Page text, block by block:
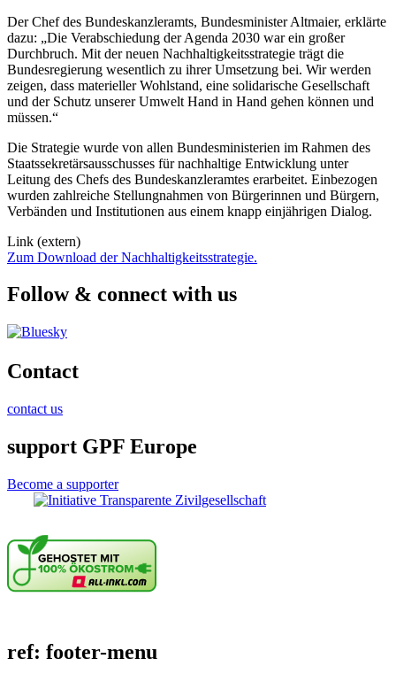
Der Chef des Bundeskanzleramts, Bundesminister Altmaier, erklärte
dazu: „Die Verabschiedung der Agenda 2030 war ein großer
Durchbruch. Mit der neuen Nachhaltigkeitsstrategie trägt die
Bundesregierung wesentlich zu ihrer Umsetzung bei. Wir werden
zeigen, dass materieller Wohlstand, eine solidarische Gesellschaft
und der Schutz unserer Umwelt Hand in Hand gehen können und
müssen.“
Die Strategie wurde von allen Bundesministerien im Rahmen des
Staatssekretärsausschusses für nachhaltige Entwicklung unter
Leitung des Chefs des Bundeskanzleramtes erarbeitet. Einbezogen
wurden zahlreiche Stellungnahmen von Bürgerinnen und Bürgern,
Verbänden und Institutionen aus einem knapp einjährigen Dialog.
Link (extern)
Zum Download der Nachhaltigkeitsstrategie.
Follow & connect with us
Contact
contact us
support GPF Europe
Become a supporter
ref: footer-menu